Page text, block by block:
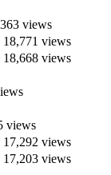
views
18,771 views
18,668 views
views
17,292 views
17,203 views